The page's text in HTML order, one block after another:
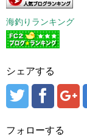
海釣りランキング
シェアする
フォローする